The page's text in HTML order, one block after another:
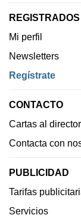
REGISTRADOS
Mi perfil
Newsletters
Regístrate
CONTACTO
Cartas al director
Contacta con
PUBLICIDAD
Tarifas
Servicios